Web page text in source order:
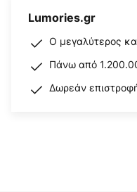
Lumories.gr
Ο μεγαλύτερος
Πάνω από
Δωρεάν